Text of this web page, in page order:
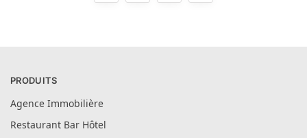
PRODUITS
Agence Immobilière
Restaurant Bar Hôtel